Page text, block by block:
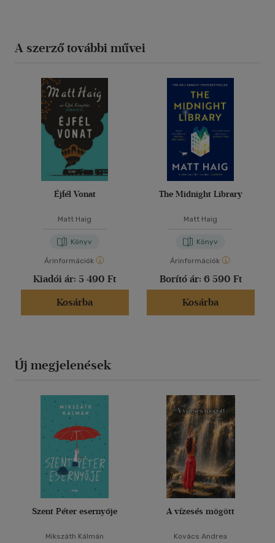
A szerző további művei
Éjfél Vonat
Matt Haig
Könyv
Árinformációk
Kiadói ár: 5 490 Ft
Kosárba
The Midnight Library
Matt Haig
Könyv
Árinformációk
Borító ár: 6 590 Ft
Kosárba
Új megjelenések
Szent Péter esernyője
Mikszáth Kálmán
A vízesés mögött
Kovács Andrea